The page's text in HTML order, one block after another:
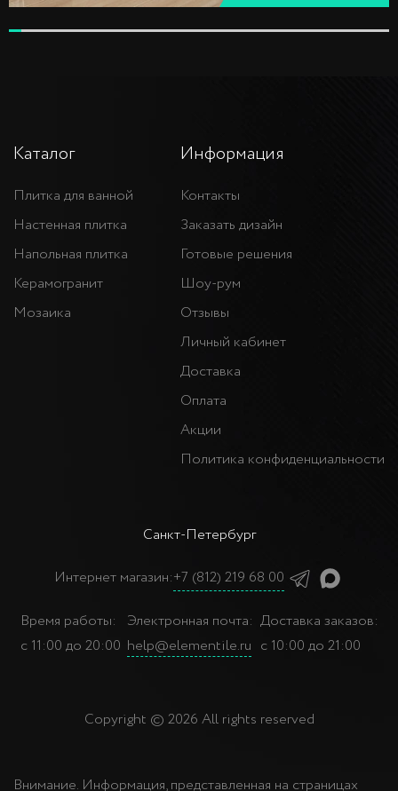
Санкт-Петербург
Интернет магазин:+7 (812) 219 68 00
Время работы:
с 11:00 до 20:00
Электронная почта:
help@elementile.ru
Доставка заказов:
с 10:00 до 21:00
Каталог
Плитка для ванной
Настенная плитка
Напольная плитка
Керамогранит
Мозаика
Информация
Контакты
Заказать дизайн
Готовые решения
Шоу-рум
Отзывы
Личный кабинет
Доставка
Оплата
Акции
Политика конфиденциальности
Copyright © 2026 All rights reserved
Внимание. Информация, представленная на страницах